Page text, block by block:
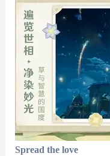
Spread the love